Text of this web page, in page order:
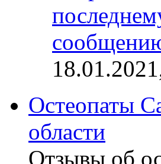
Остеопаты
области
Отзывы об